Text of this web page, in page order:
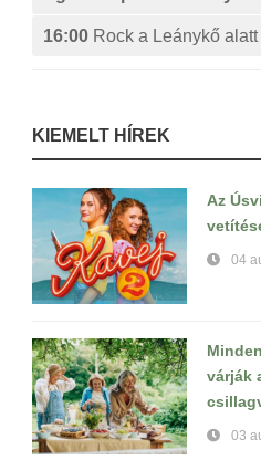
16:00 Rock a Leánykő
KIEMELT HÍREK
Az
04
várják
03